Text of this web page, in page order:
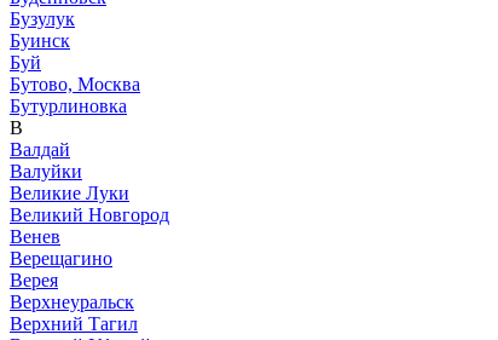
Бузулук
Буинск
Буй
Бутово, Москва
Бутурлиновка
В
Валдай
Валуйки
Великие Луки
Великий Новгород
Венев
Верещагино
Верея
Верхнеуральск
Верхний Тагил